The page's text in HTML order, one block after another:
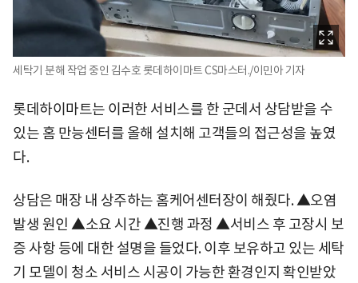
세탁기 분해 작업 중인 김수호 롯데하이마트 CS마스터./이민아 기자
롯데하이마트는 이러한 서비스를 한 군데서 상담받을 수
있는 홈 만능센터를 올해 설치해 고객들의 접근성을 높였
다.
상담은 매장 내 상주하는 홈케어센터장이 해줬다. ▲오염
발생 원인 ▲소요 시간 ▲진행 과정 ▲서비스 후 고장시 보
증 사항 등에 대한 설명을 들었다. 이후 보유하고 있는 세탁
기 모델이 청소 서비스 시공이 가능한 환경인지 확인받았